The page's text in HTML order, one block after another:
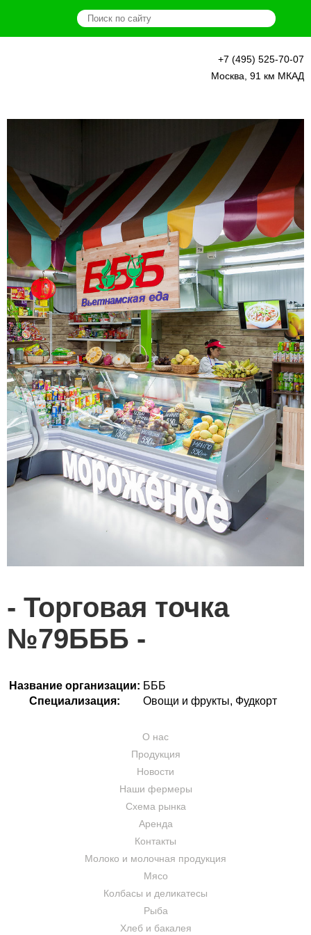
Наши фермеры
Схема рынка
Аренда
Контакты
+7 (495) 525-70-07
Москва, 91 км МКАД
Торговая точка
№79БББ
Название организации: БББ
Специализация:
Овощи и фрукты, Фудкорт
О нас
Продукция
Новости
Наши фермеры
Схема рынка
Аренда
Контакты
Молоко и молочная продукция
Мясо
Колбасы и деликатесы
Рыба
Хлеб и бакалея